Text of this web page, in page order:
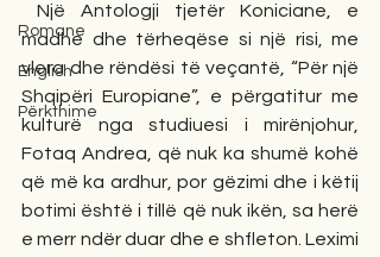
Romane
English
Përkthime
Një Antologji tjetër Koniciane, e
madhe dhe tërheqëse si një risi, me
vlera dhe rëndësi të veçantë, “Për një
Shqipëri Europiane”, e përgatitur me
kulturë nga studiuesi i mirënjohur,
Fotaq Andrea, që nuk ka shumë kohë
që më ka ardhur, por gëzimi dhe i këtij
botimi është i tillë që nuk ikën, sa herë
e merr ndër duar dhe e shfleton. Leximi